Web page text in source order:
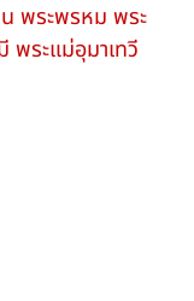
พระพรหม พระ
ระแม่อุมาเทวี